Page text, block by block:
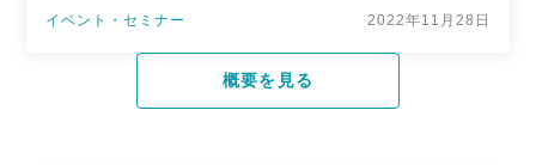
イベント・セミナー 2022年11月28日
概要を見る